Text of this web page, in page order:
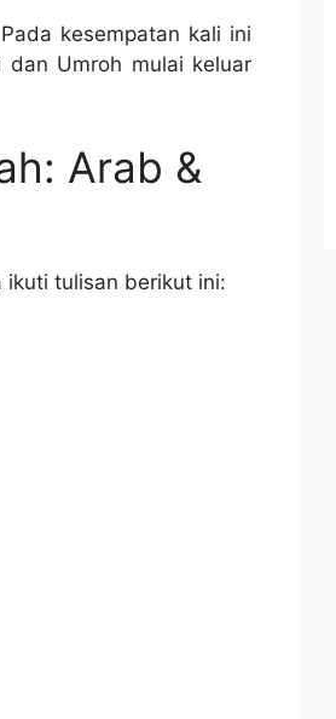
Pada kesempatan kali ini
dan Umroh mulai keluar
Arab &
ikuti tulisan berikut ini: